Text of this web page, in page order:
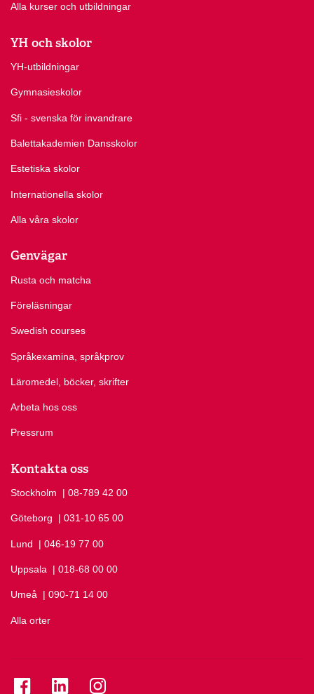
Alla kurser och utbildningar
YH och skolor
YH-utbildningar
Gymnasieskolor
Sfi - svenska för invandrare
Balettakademien Dansskolor
Estetiska skolor
Internationella skolor
Alla våra skolor
Genvägar
Rusta och matcha
Föreläsningar
Swedish courses
Språkexamina, språkprov
Läromedel, böcker, skrifter
Arbeta hos oss
Pressrum
Kontakta oss
Stockholm Ring Stockholm på
| 08-789 42 00
Göteborg Ring Göteborg på
| 031-10 65 00
Lund Ring Lund på
| 046-19 77 00
Uppsala Ring Uppsala på
| 018-68 00 00
Umeå Ring Umeå på
| 090-71 14 00
Alla orter
Se folkuniversitetet på Facebook
Se folkuniversitetet på LinkedIn